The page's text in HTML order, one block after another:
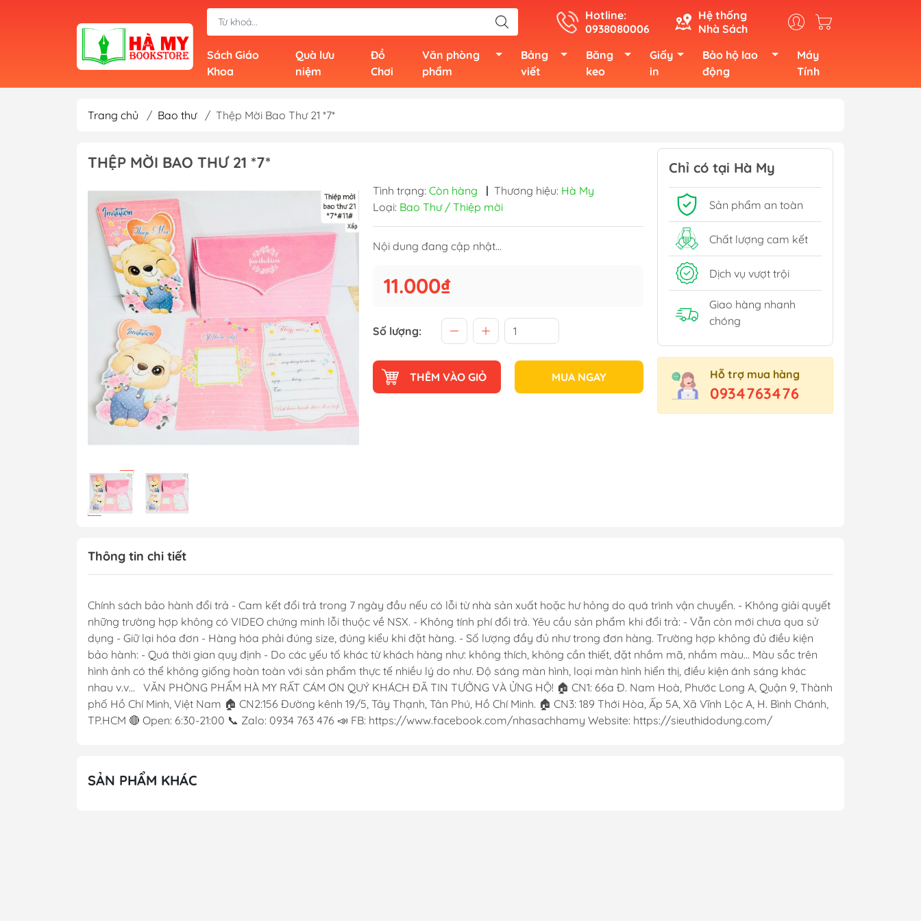
Hotline:
0938080006
Hệ thống
Nhà Sách
Sách Giáo
Khoa
Quà lưu
niệm
Đồ
Chơi
Văn phòng
phẩm
Bảng
viết
Băng
keo
Giấy
in
Bảo hộ lao
động
Máy
Tính
Trang chủ / Bao thư / Thệp Mời Bao Thư 21 *7*
THỆP MỜI BAO THƯ 21 *7*
Tình trạng: Còn hàng | Thương hiệu: Hà My
Loại: Bao Thư / Thiệp mời
Nội dung đang cập nhật...
11.000₫
Số lượng:
THÊM VÀO GIỎ MUA NGAY
Chỉ có tại Hà My
Sản phẩm an toàn
Chất lượng cam kết
Dịch vụ vượt trội
Giao hàng nhanh
chóng
Hỗ trợ mua hàng
0934763476
Thông tin chi tiết
Chính sách bảo hành đổi trả - Cam kết đổi trả trong 7 ngày đầu nếu có lỗi từ nhà sản xuất hoặc hư hỏng do quá trình vận chuyển. - Không giải quyết
những trường hợp không có VIDEO chứng minh lỗi thuộc về NSX. - Không tính phí đổi trả. Yêu cầu sản phẩm khi đổi trả: - Vẫn còn mới chưa qua sử
dụng - Giữ lại hóa đơn - Hàng hóa phải đúng size, đúng kiểu khi đặt hàng. - Số lượng đầy đủ như trong đơn hàng. Trường hợp không đủ điều kiện
bảo hành: - Quá thời gian quy định - Do các yếu tố khác từ khách hàng như: không thích, không cần thiết, đặt nhầm mã, nhầm màu... Màu sắc trên
hình ảnh có thể không giống hoàn toàn với sản phẩm thực tế nhiều lý do như. Độ sáng màn hình, loại màn hình hiển thị, điều kiện ánh sáng khác
nhau v.v... VĂN PHÒNG PHẨM HÀ MY RẤT CÁM ƠN QUÝ KHÁCH ĐÃ TIN TƯỞNG VÀ ỬNG HỘ! 🏠 CN1: 66a Đ. Nam Hoà, Phước Long A, Quận 9, Thành
phố Hồ Chí Minh, Việt Nam 🏠 CN2:156 Đường kênh 19/5, Tây Thạnh, Tân Phú, Hồ Chí Minh. 🏠 CN3: 189 Thới Hòa, Ấp 5A, Xã Vĩnh Lộc A, H. Bình Chánh,
TP.HCM 🔴 Open: 6:30-21:00 📞 Zalo: 0934 763 476 📣 FB: https://www.facebook.com/nhasachhamy Website: https://sieuthidodung.com/
SẢN PHẨM KHÁC